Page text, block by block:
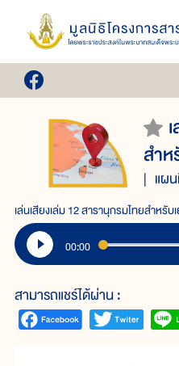
สำห
แผ
เล่นเสียงเล่ม 12 สารานุกรมไทยสำหรั
00:00
สามารถแชร์ได้ผ่าน :